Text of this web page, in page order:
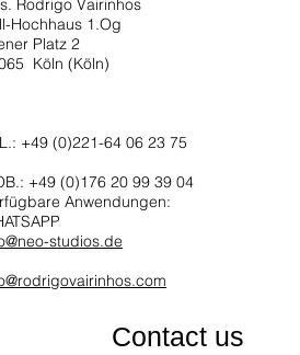
Hochhaus 1.Og
Platz 2
Köln (Köln)
+49 (0)221-64 06 23 75
+49 (0)176 20 99 39 04
Anwendungen:
studios.de
Contact us